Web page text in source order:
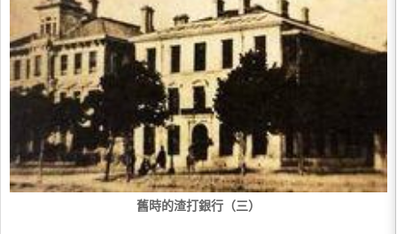
舊時的渣打銀行（三）